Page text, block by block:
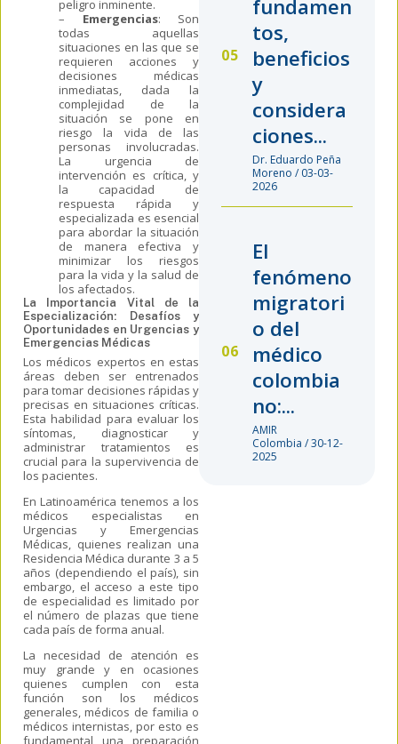
peligro inminente.
– Emergencias: Son
todas aquellas
situaciones en las que se
requieren acciones y
decisiones médicas
inmediatas, dada la
complejidad de la
situación se pone en
riesgo la vida de las
personas involucradas.
La urgencia de
intervención es crítica, y
la capacidad de
respuesta rápida y
especializada es esencial
para abordar la situación
de manera efectiva y
minimizar los riesgos
para la vida y la salud de
los afectados.
La Importancia Vital de la
Especialización: Desafíos y
Oportunidades en Urgencias y
Emergencias Médicas
Los médicos expertos en estas
áreas deben ser entrenados
para tomar decisiones rápidas y
precisas en situaciones críticas.
Esta habilidad para evaluar los
síntomas, diagnosticar y
administrar tratamientos es
crucial para la supervivencia de
los pacientes.
EnLatinoamérica tenemos a los
médicos especialistas en
Urgencias y Emergencias
Médicas, quienes realizan una
Residencia Médica durante 3 a 5
años (dependiendo el país), sin
embargo, el acceso a este tipo
de especialidad es limitado por
el número de plazas que tiene
cada país de forma anual.
La necesidad de atención es
muy grande y en ocasiones
quienes cumplen con esta
función son los médicos
generales, médicos de familia o
médicos internistas, por esto es
fundamental una preparación
fundamen
tos,
beneficios
y
considera
ciones...
Dr. Eduardo Peña
Moreno / 03-03-
2026
El
fenómeno
migratori
o del
médico
colombia
no:...
AMIR
Colombia / 30-12-
2025